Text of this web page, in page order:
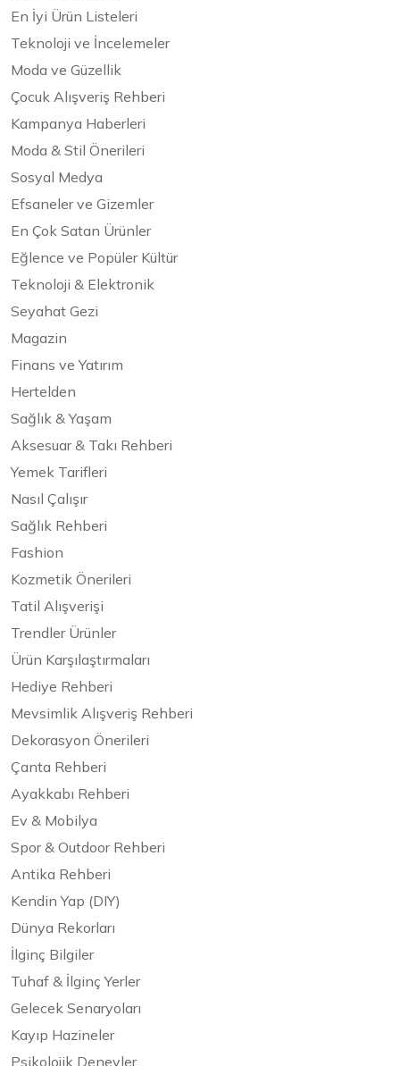
En İyi Ürün Listeleri
Teknoloji ve İncelemeler
Moda ve Güzellik
Çocuk Alışveriş Rehberi
Kampanya Haberleri
Moda & Stil Önerileri
Sosyal Medya
Efsaneler ve Gizemler
En Çok Satan Ürünler
Eğlence ve Popüler Kültür
Teknoloji & Elektronik
Seyahat Gezi
Magazin
Finans ve Yatırım
Hertelden
Sağlık & Yaşam
Aksesuar & Takı Rehberi
Yemek Tarifleri
Nasıl Çalışır
Sağlık Rehberi
Fashion
Kozmetik Önerileri
Tatil Alışverişi
Trendler Ürünler
Ürün Karşılaştırmaları
Hediye Rehberi
Mevsimlik Alışveriş Rehberi
Dekorasyon Önerileri
Çanta Rehberi
Ayakkabı Rehberi
Ev & Mobilya
Spor & Outdoor Rehberi
Antika Rehberi
Kendin Yap (DIY)
Dünya Rekorları
İlginç Bilgiler
Tuhaf & İlginç Yerler
Gelecek Senaryoları
Kayıp Hazineler
Psikolojik Deneyler